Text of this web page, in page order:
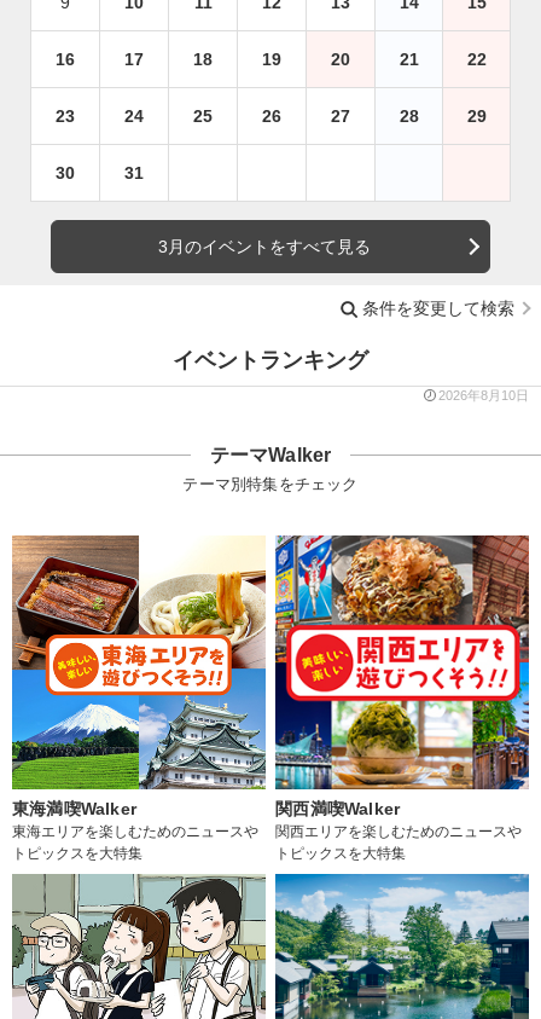
16 17 18 19 20 21 22
23 24 25 26 27 28 29
30 31
3月のイベントをすべて見る
条件を変更して検索
イベントランキング
2026年8月10日
テーマWalker
テーマ別特集をチェック
東海満喫Walker
東海エリアを楽しむためのニュースや
トピックスを大特集
関西満喫Walker
関西エリアを楽しむためのニュースや
トピックスを大特集